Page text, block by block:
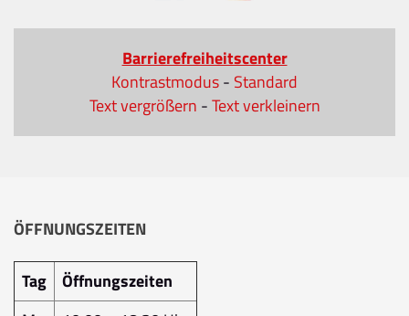
Barrierefreiheitscenter
Kontrastmodus- Standard
Text vergrößern -Text verkleinern
ÖFFNUNGSZEITEN
Tag
Öffnungszeiten